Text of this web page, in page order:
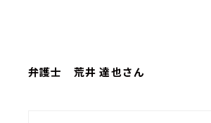
弁護士 荒井 達也さん